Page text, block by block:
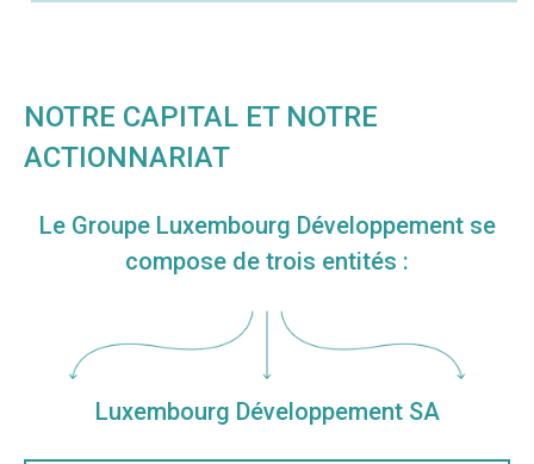
NOTRE CAPITAL ET NOTRE
ACTIONNARIAT
Le Groupe Luxembourg Développement se
compose de trois entités :
Luxembourg Développement SA